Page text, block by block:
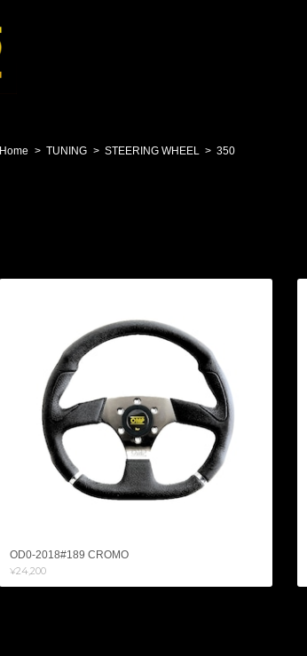
Home TUNING STEERING WHEEL 350
OD0-2018#189 CROMO
¥24,200